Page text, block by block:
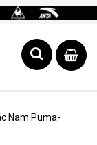
Nam Puma-